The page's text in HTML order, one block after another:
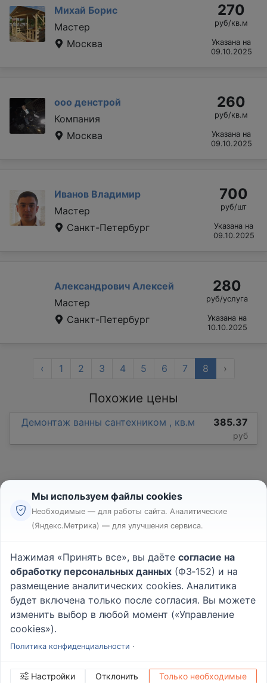
Михай Борис
Мастер
Москва
270
руб/кв.м
Указана на
09.10.2025
ооо денстрой
Компания
Москва
260
руб/кв.м
Указана на
09.10.2025
Иванов Владимир
Мастер
Санкт-Петербург
700
руб/шт
Указана на
09.10.2025
Александрович Алексей
Мастер
Санкт-Петербург
280
руб/услуга
Указана на
10.10.2025
‹ 1 2 3 4 5 6 7 8 ›
Похожие цены
Демонтаж ванны сантехником , кв.м 385.37
руб
Реклама
Пользовательское соглашение
Политика конфиденциальности
Вопрос - Ответ|О проекте
Мы используем файлы cookies
Необходимые — для работы сайта. Аналитические
(Яндекс.Метрика) — для улучшения сервиса.
Нажимая «Принять все», вы даёте согласие на
обработку персональных данных (ФЗ‑152) и на
размещение аналитических cookies. Аналитика
будет включена только после согласия. Вы можете
изменить выбор в любой момент («Управление
cookies»).
Политика конфиденциальности ·
Настройки Отклонить Только необходимые